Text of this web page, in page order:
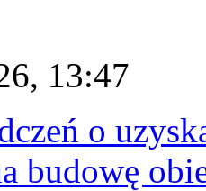
13:47
o
budowę